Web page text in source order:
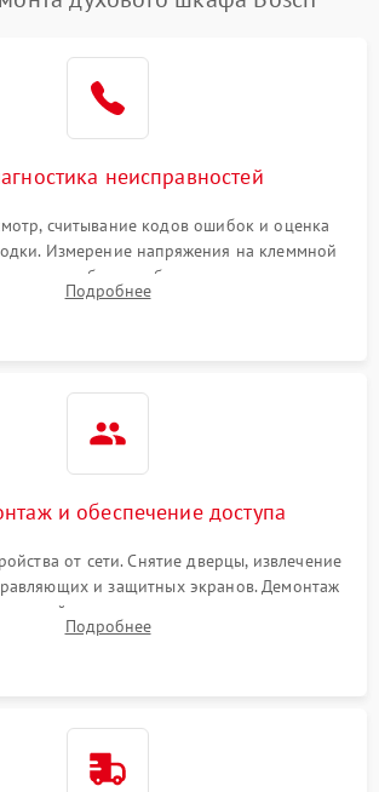
неисправностей
считывание кодов ошибок и оценка
Измерение напряжения на клеммной
жалоб на проблемы с нагревом,
управления или блокировкой дверцы.
Подробнее
и обеспечение доступа
от сети. Снятие дверцы, извлечение
и защитных экранов. Демонтаж
верхней панели для прямого доступа к
элементам, плате и вентиляторам.
Подробнее